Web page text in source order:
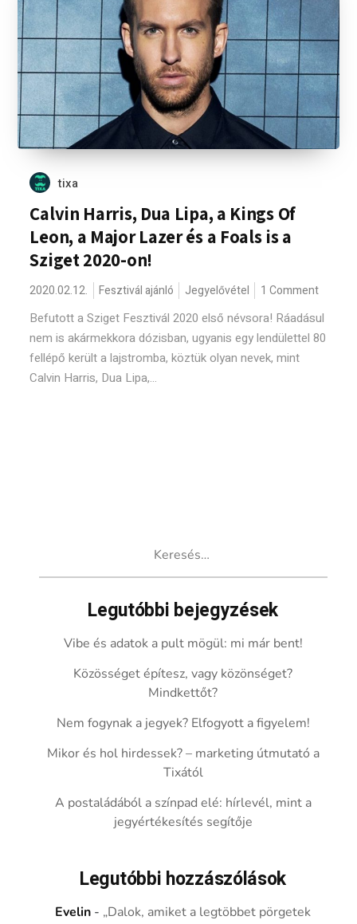
tixa
Calvin Harris, Dua Lipa, a Kings Of
Leon, a Major Lazer és a Foals is a
Sziget 2020-on!
2020.02.12. Fesztivál ajánló Jegyelővétel 1 Comment
Befutott a Sziget Fesztivál 2020 első névsora! Ráadásul
nem is akármekkora dózisban, ugyanis egy lendülettel 80
fellépő került a lajstromba, köztük olyan nevek, mint
Calvin Harris, Dua Lipa,...
Legutóbbi bejegyzések
Vibe és adatok a pult mögül: mi már bent!
Közösséget építesz, vagy közönséget?
Mindkettőt?
Nem fogynak a jegyek? Elfogyott a figyelem!
Mikor és hol hirdessek? – marketing útmutató a
Tixától
A postaládából a színpad elé: hírlevél, mint a
jegyértékesítés segítője
Legutóbbi hozzászólások
Evelin - „Dalok, amiket a legtöbbet pörgetek